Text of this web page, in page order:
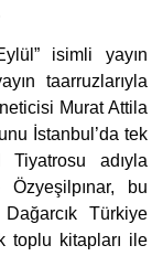
isimli yayın
taarruzlarıyla
Murat Attila
İstanbul’da tek
adıyla
bu
Türkiye
toplu kitapları ile